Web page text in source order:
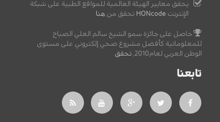
يحقق معايير الهيئة العالمية للمواقع الطبية على شبكة
الإنترنت HONcode تحقق من هنا
حاصل على جائزة سمو الشيخ سالم العلي الصباح
للمعلوماتية كأفضل مشروع صحي إلكتروني على مستوى
الوطن العربي لعام2010,
تحقق.
تابعنا